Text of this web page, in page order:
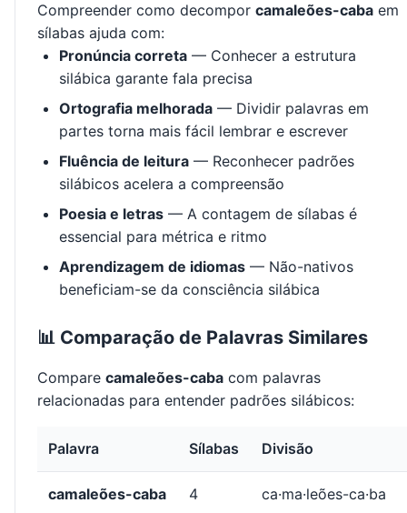
Compreender como decompor camaleões-caba em
sílabas ajuda com:
Pronúncia correta — Conhecer a estrutura
silábica garante fala precisa
Ortografia melhorada — Dividir palavras em
partes torna mais fácil lembrar e escrever
Fluência de leitura — Reconhecer padrões
silábicos acelera a compreensão
Poesia e letras — A contagem de sílabas é
essencial para métrica e ritmo
Aprendizagem de idiomas — Não-nativos
beneficiam-se da consciência silábica
📊 Comparação de Palavras Similares
Compare camaleões-caba com palavras
relacionadas para entender padrões silábicos:
Palavra Sílabas Divisão
camaleões-caba 4 ca·ma·leões-ca·ba